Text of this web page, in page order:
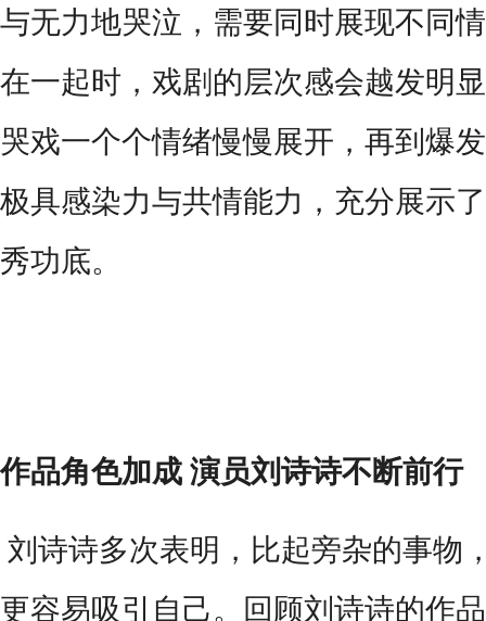
与无力地哭泣，需要同时展现不同
在一起时，戏剧的层次感会越发明
哭戏一个个情绪慢慢展开，再到爆
极具感染力与共情能力，充分展示
秀功底。
作品角色加成 演员刘诗诗不断前行
刘诗诗多次表明，比起旁杂的事物
更容易吸引自己。回顾刘诗诗的作